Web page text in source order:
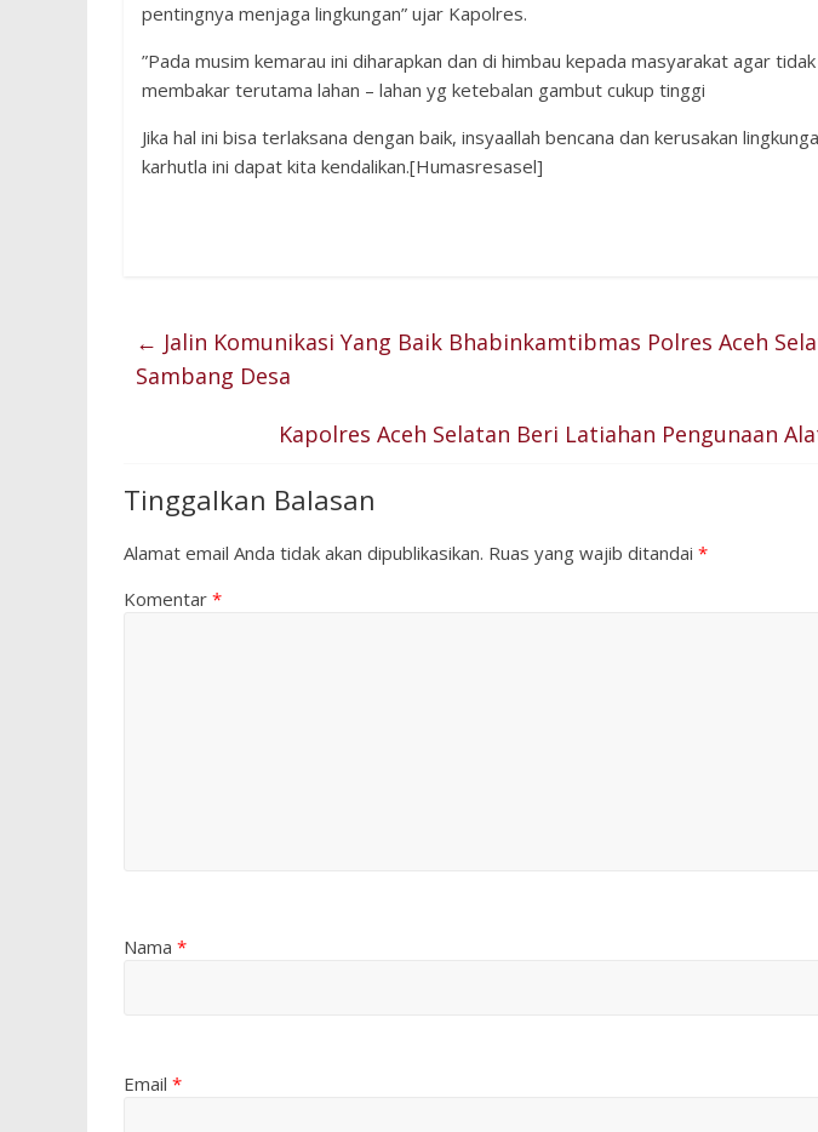
pentingnya menjaga lingkungan” ujar Kapolres.
”Pada musim kemarau ini diharapkan dan di himbau kepada masyarakat agar
membakar terutama lahan – lahan yg ketebalan gambut cukup tinggi
Jika hal ini bisa terlaksana dengan baik, insyaallah bencana dan kerusakan
karhutla ini dapat kita kendalikan.[Humasresasel]
← Jalin Komunikasi Yang Baik Bhabinkamtibmas Polres Aceh
Sambang Desa
Kapolres Aceh Selatan Beri Latiahan Pengunaan
Tinggalkan Balasan
Alamat email Anda tidak akan dipublikasikan. Ruas yang wajib ditandai *
Komentar *
Nama *
Email *